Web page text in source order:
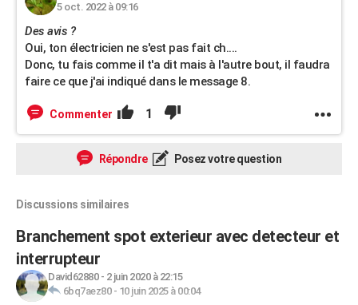
5 oct. 2022 à 09:16
Des avis ?
Oui, ton électricien ne s'est pas fait ch....
Donc, tu fais comme il t'a dit mais à l'autre bout, il faudra
faire ce que j'ai indiqué dans le message 8.
Commenter 1
Répondre Posez votre question
Discussions similaires
Branchement spot exterieur avec detecteur et
interrupteur
David62880- 2 juin 2020 à 22:15
6bq7aez80- 10 juin 2025 à 00:04